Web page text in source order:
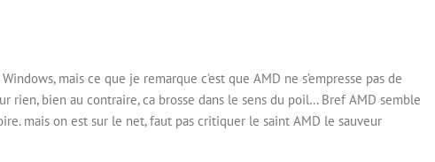
mais ce que je remarque c’est que AMD ne s’empresse pas de
rien, bien au contraire, ca brosse dans le sens du poil… Bref AMD semble
mais on est sur le net, faut pas critiquer le saint AMD le sauveur